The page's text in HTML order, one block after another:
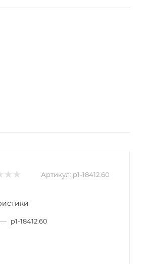
Артикул: p1-18412.60
— p1-18412.60